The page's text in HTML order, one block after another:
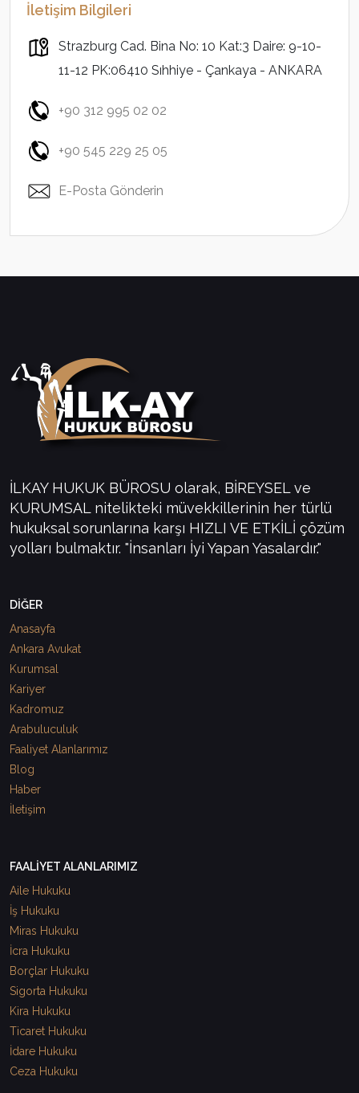
İletişim Bilgileri
Strazburg Cad. Bina No: 10 Kat:3 Daire: 9-10-
11-12 PK:06410 Sıhhiye - Çankaya - ANKARA
+90 312 995 02 02
+90 545 229 25 05
E-Posta Gönderin
İLKAY HUKUK BÜROSU olarak, BİREYSEL ve
KURUMSAL nitelikteki müvekkillerinin her türlü
hukuksal sorunlarına karşı HIZLI VE ETKİLİ çözüm
yolları bulmaktır. "İnsanları İyi Yapan Yasalardır."
DİĞER
Anasayfa
Ankara Avukat
Kurumsal
Kariyer
Kadromuz
Arabuluculuk
Faaliyet Alanlarımız
Blog
Haber
İletişim
FAALİYET ALANLARIMIZ
Aile Hukuku
İş Hukuku
Miras Hukuku
İcra Hukuku
Borçlar Hukuku
Sigorta Hukuku
Kira Hukuku
Ticaret Hukuku
İdare Hukuku
Ceza Hukuku